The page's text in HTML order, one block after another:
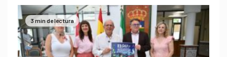
3 min de lectura